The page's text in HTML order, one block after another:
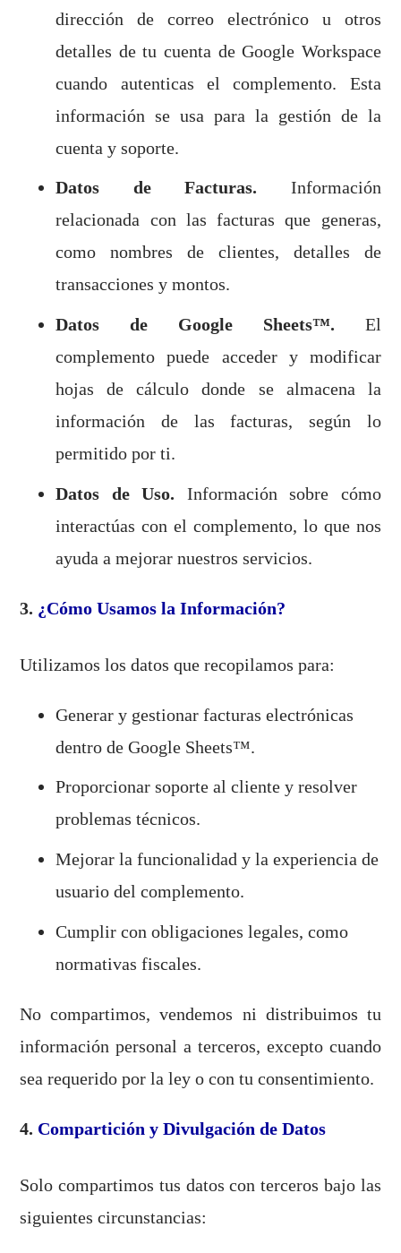
dirección de correo electrónico u otros
detalles de tu cuenta de Google Workspace
cuando autenticas el complemento. Esta
información se usa para la gestión de la
cuenta y soporte.
Datos de Facturas. Información
relacionada con las facturas que generas,
como nombres de clientes, detalles de
transacciones y montos.
Datos de Google Sheets™. El
complemento puede acceder y modificar
hojas de cálculo donde se almacena la
información de las facturas, según lo
permitido por ti.
Datos de Uso. Información sobre cómo
interactúas con el complemento, lo que nos
ayuda a mejorar nuestros servicios.
3. ¿Cómo Usamos la Información?
Utilizamos los datos que recopilamos para:
Generar y gestionar facturas electrónicas
dentro de Google Sheets™.
Proporcionar soporte al cliente y resolver
problemas técnicos.
Mejorar la funcionalidad y la experiencia de
usuario del complemento.
Cumplir con obligaciones legales, como
normativas fiscales.
No compartimos, vendemos ni distribuimos tu
información personal a terceros, excepto cuando
sea requerido por la ley o con tu consentimiento.
4. Compartición y Divulgación de Datos
Solo compartimos tus datos con terceros bajo las
siguientes circunstancias: